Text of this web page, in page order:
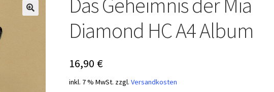
Diamond HC A4 Album
16,90 €
inkl. 7 % MwSt. zzgl.Versandkosten